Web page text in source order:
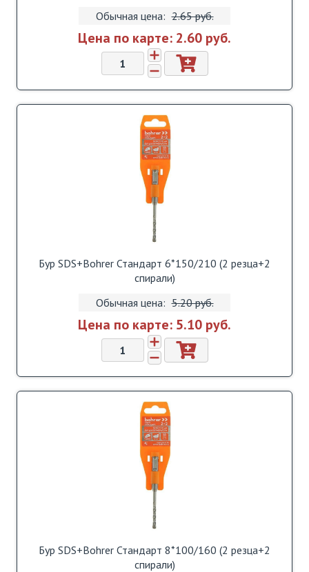
Обычная цена: 2.65 pуб.
Цена по карте: 2.60 pуб.
Бур SDS+Bohrer Стандарт 6*150/210 (2 резца+2
спирали)
Обычная цена: 5.20 pуб.
Цена по карте: 5.10 pуб.
Бур SDS+Bohrer Стандарт 8*100/160 (2 резца+2
спирали)